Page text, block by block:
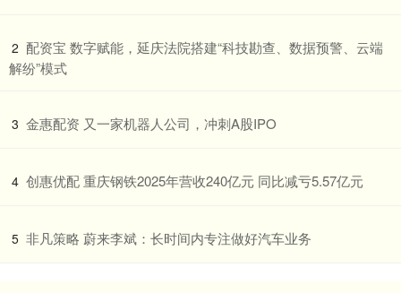
2 ​配资宝 数字赋能，延庆法院搭建“科技勘查、数据预警、云端
解纷”模式
3 ​金惠配资 又一家机器人公司，冲刺A股IPO
4 ​创惠优配 重庆钢铁2025年营收240亿元 同比减亏5.57亿元
5 ​非凡策略 蔚来李斌：长时间内专注做好汽车业务